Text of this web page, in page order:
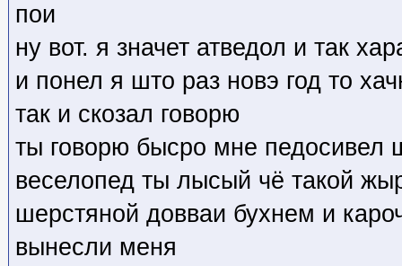
пои
ну вот. я значет атведол и так
и понел я што раз новэ год то
так и скозал говорю
ты говорю бысро мне педосивел
веселопед ты лысый чё такой
шерстяной довваи бухнем и
вынесли меня